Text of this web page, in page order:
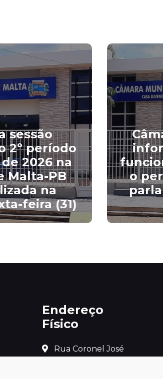
sessão
2º período
2026 na
Malta-PB
na
feira (31)
o
Endereço
Físico
Rua Coronel José